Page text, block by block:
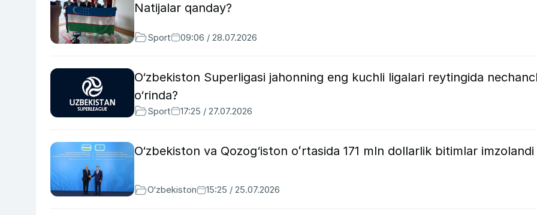
Natijalar qanday?
Sport 09:06 / 28.07.2026
O‘zbekiston Superligasi jahonning eng kuchli ligalari reytingida
o‘rinda?
Sport 17:25 / 27.07.2026
O‘zbekiston va Qozog‘iston oʻrtasida 171 mln dollarlik bitimlar imzolandi
O‘zbekiston 15:25 / 25.07.2026